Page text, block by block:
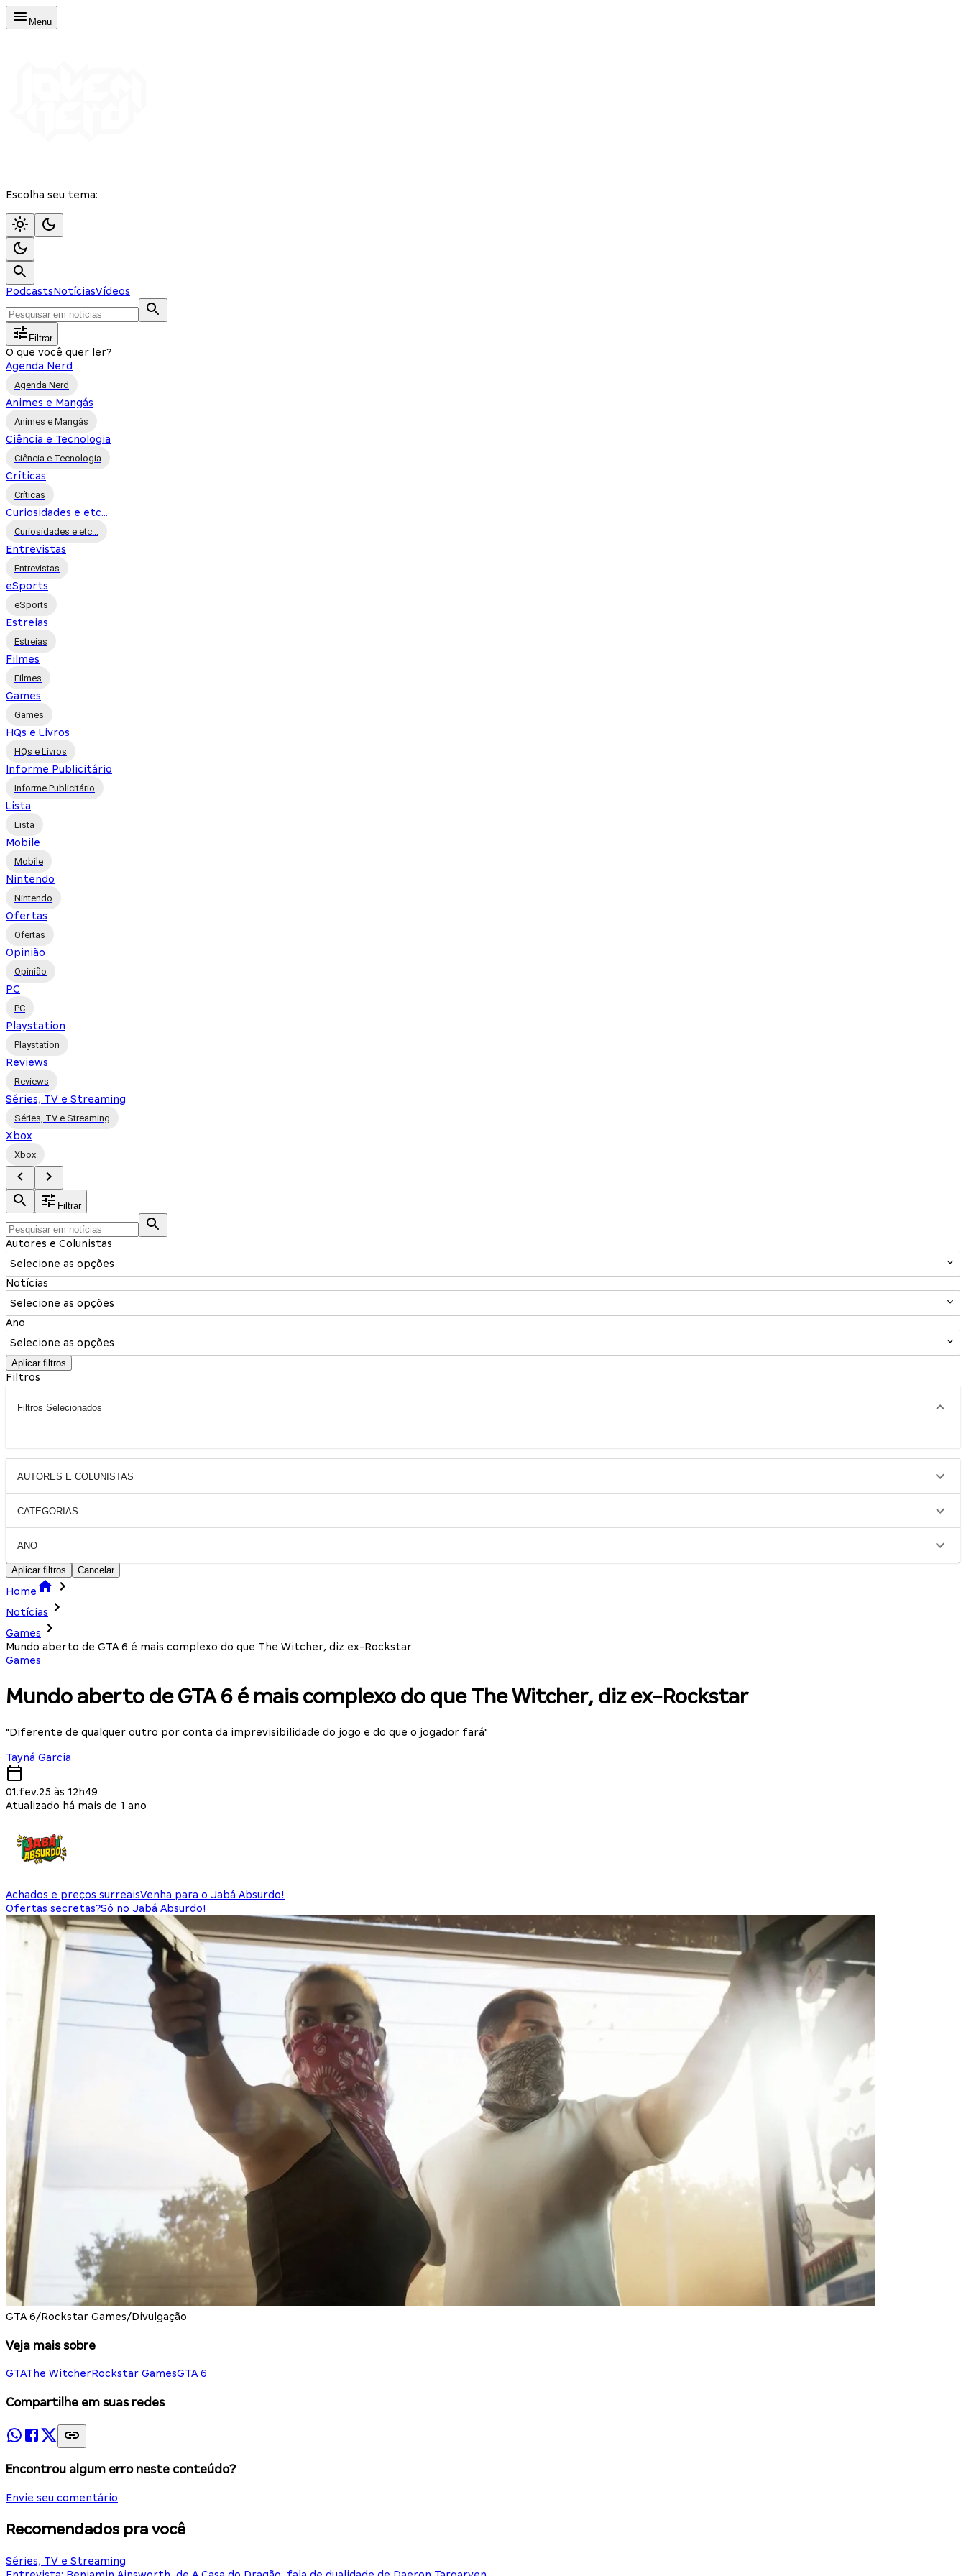
Menu
Escolha seu tema:
PodcastsNotíciasVídeos
Filtrar
O que você quer ler?
Agenda Nerd
Agenda Nerd
Animes e Mangás
Animes e Mangás
Ciência e Tecnologia
Ciência e Tecnologia
Críticas
Críticas
Curiosidades e etc...
Curiosidades e etc...
Entrevistas
Entrevistas
eSports
eSports
Estreias
Estreias
Filmes
Filmes
Games
Games
HQs e Livros
HQs e Livros
Informe Publicitário
Informe Publicitário
Lista
Lista
Mobile
Mobile
Nintendo
Nintendo
Ofertas
Ofertas
Opinião
Opinião
PC
PC
Playstation
Playstation
Reviews
Reviews
Séries, TV e Streaming
Séries, TV e Streaming
Xbox
Xbox
Filtrar
Autores e Colunistas
Selecione as opções
Notícias
Selecione as opções
Ano
Selecione as opções
Aplicar filtros
Filtros
Filtros Selecionados
AUTORES E COLUNISTAS
CATEGORIAS
ANO
Aplicar filtros Cancelar
Home
Notícias
Games
Mundo aberto de GTA 6 é mais complexo do que The Witcher, diz ex-Rockstar
Games
Mundo aberto de GTA 6 é mais complexo do que The Witcher, diz ex-Rockstar
"Diferente de qualquer outro por conta da imprevisibilidade do jogo e do que o jogador fará"
Tayná Garcia
01.fev.25 às 12h49
Atualizado há mais de 1 ano
Achados e preços surreaisVenha para o Jabá Absurdo!
Ofertas secretas?Só no Jabá Absurdo!
GTA 6/Rockstar Games/Divulgação
Veja mais sobre
GTAThe WitcherRockstar GamesGTA 6
Compartilhe em suas redes
Encontrou algum erro neste conteúdo?
Envie seu comentário
Recomendados pra você
Séries, TV e Streaming